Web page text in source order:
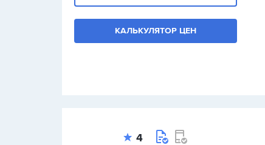
КАЛЬКУЛЯТОР ЦЕН
4